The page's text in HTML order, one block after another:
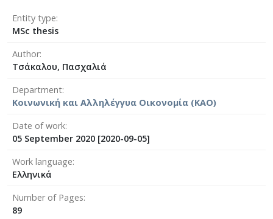
Entity type
MSc thesis
Author
Τσάκαλου, Πασχαλιά
Department
Κοινωνική και Αλληλέγγυα Οικονομία (ΚΑΟ)
Date of work
05 September 2020 [2020-09-05]
Work language
Ελληνικά
Number of Pages
89